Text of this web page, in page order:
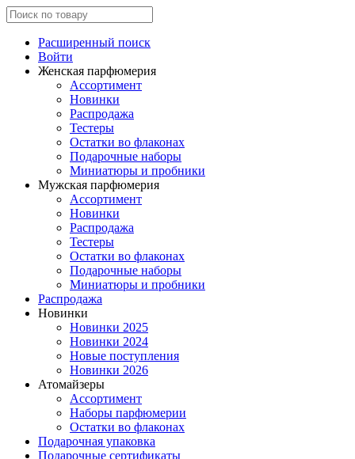
Расширенный поиск
Войти
Женская парфюмерия
Ассортимент
Новинки
Распродажа
Тестеры
Остатки во флаконах
Подарочные наборы
Миниатюры и пробники
Мужская парфюмерия
Ассортимент
Новинки
Распродажа
Тестеры
Остатки во флаконах
Подарочные наборы
Миниатюры и пробники
Распродажа
Новинки
Новинки 2025
Новинки 2024
Новые поступления
Новинки 2026
Атомайзеры
Ассортимент
Наборы парфюмерии
Остатки во флаконах
Подарочная упаковка
Подарочные сертификаты